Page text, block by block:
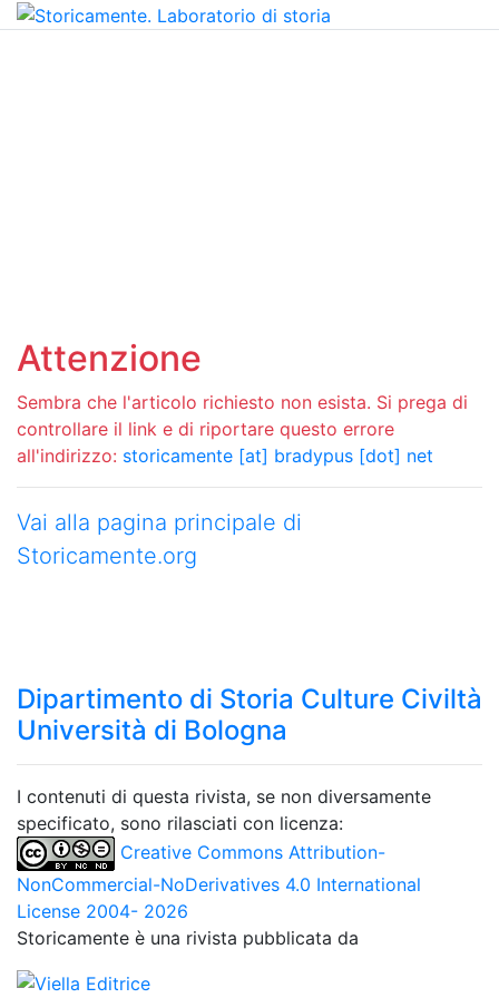
Attenzione
Sembra che l'articolo richiesto non esista. Si prega di
controllare il link e di riportare questo errore
all'indirizzo: storicamente [at] bradypus [dot] net
Vai alla pagina principale di
Storicamente.org
Dipartimento di Storia Culture Civiltà
Università di Bologna
I contenuti di questa rivista, se non diversamente
specificato, sono rilasciati con licenza:
Creative Commons Attribution-
NonCommercial-NoDerivatives 4.0 International
License 2004- 2026
Storicamente è una rivista pubblicata da